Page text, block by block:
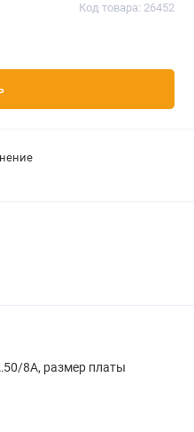
Код товара: 26452
8А, размер платы